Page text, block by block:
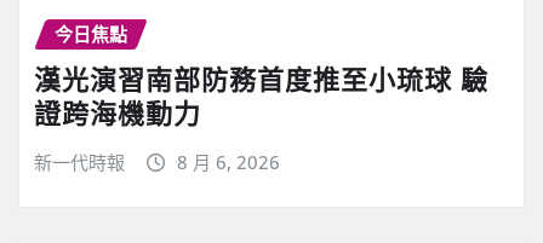
今日焦點
漢光演習南部防務首度推至小琉球 驗
證跨海機動力
新一代時報 8 月 6, 2026